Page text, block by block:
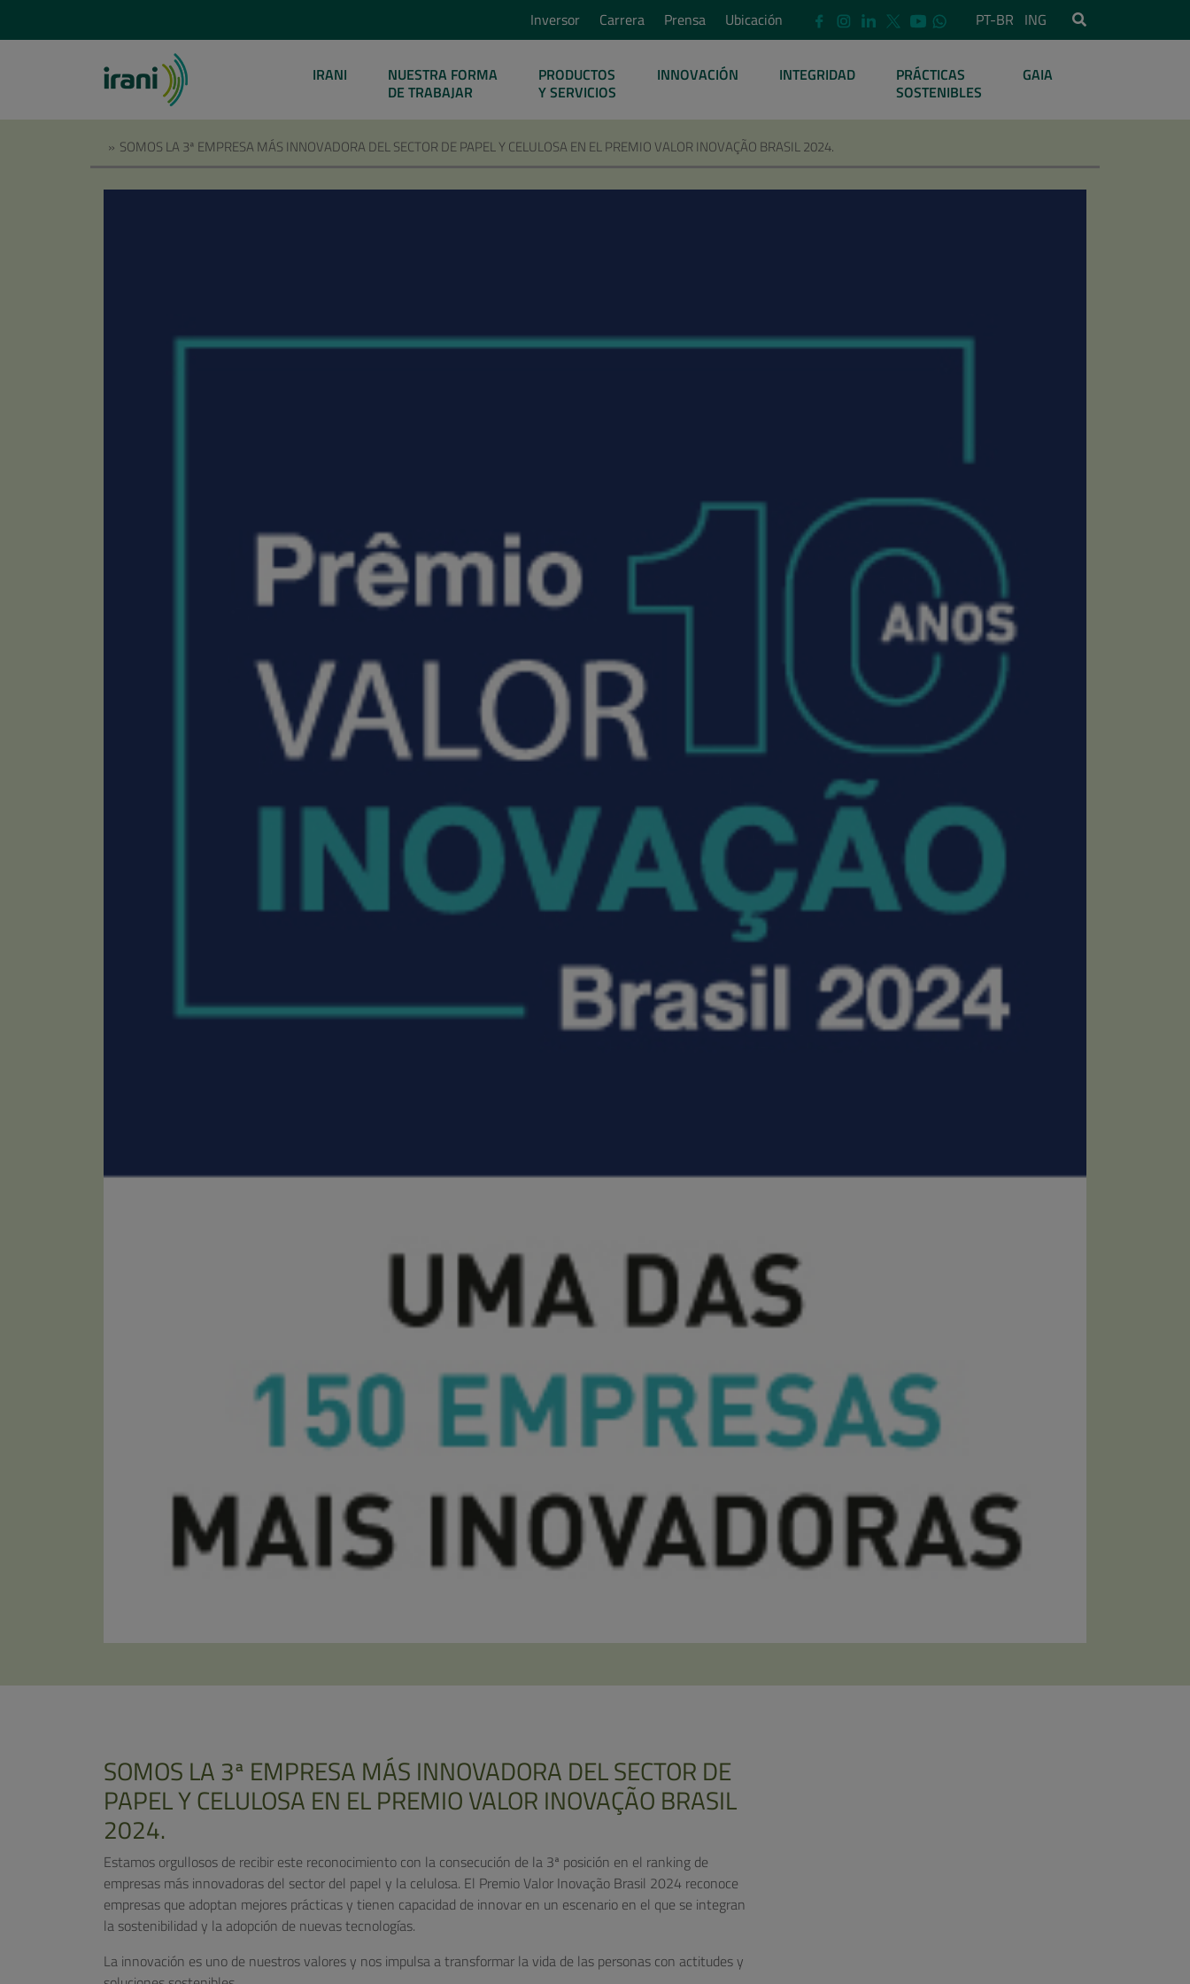
Inversor Carrera Prensa Ubicación PT-BR ING
IRANI
NUESTRA FORMA
DE TRABAJAR
PRODUCTOS
Y SERVICIOS
INNOVACIÓN INTEGRIDAD
PRÁCTICAS
SOSTENIBLES
GAIA
» SOMOS LA 3ª EMPRESA MÁS INNOVADORA DEL SECTOR DE PAPEL Y CELULOSA EN EL PREMIO VALOR INOVAÇÃO BRASIL 2024.
SOMOS LA 3ª EMPRESA MÁS INNOVADORA DEL SECTOR DE
PAPEL Y CELULOSA EN EL PREMIO VALOR INOVAÇÃO BRASIL
2024.
Estamos orgullosos de recibir este reconocimiento con la consecución de la 3ª posición en el ranking de
empresas más innovadoras del sector del papel y la celulosa. El Premio Valor Inovação Brasil 2024 reconoce
empresas que adoptan mejores prácticas y tienen capacidad de innovar en un escenario en el que se integran
la sostenibilidad y la adopción de nuevas tecnologías.
La innovación es uno de nuestros valores y nos impulsa a transformar la vida de las personas con actitudes y